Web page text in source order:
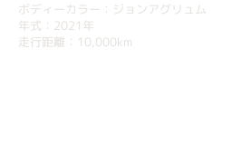
ボディーカラー：ジョンアグリュム
年式：2021年
走行距離：10,000km